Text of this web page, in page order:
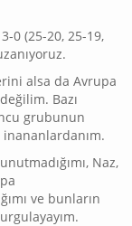
0 (25-20, 25-19,
alsa da Avrupa
Bazı
grubunun
inananlardanım.
Naz,
ve bunların